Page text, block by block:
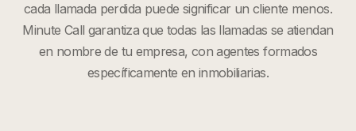
cada llamada perdida puede significar un cliente menos.
Minute Call garantiza que todas las llamadas se atiendan
en nombre de tu empresa, con agentes formados
específicamente en inmobiliarias.